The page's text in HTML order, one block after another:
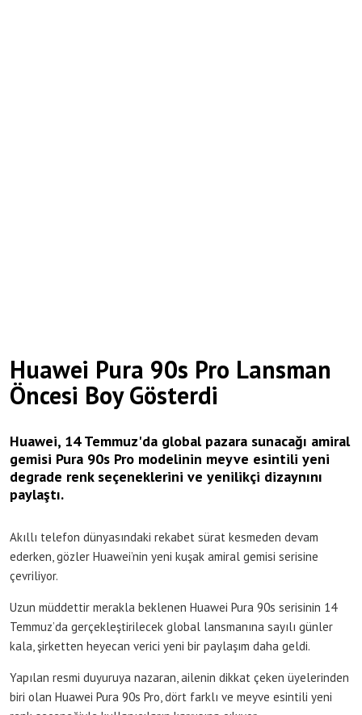
Huawei Pura 90s Pro Lansman
Öncesi Boy Gösterdi
Huawei, 14 Temmuz'da global pazara sunacağı amiral
gemisi Pura 90s Pro modelinin meyve esintili yeni
degrade renk seçeneklerini ve yenilikçi dizaynını
paylaştı.
Akıllı telefon dünyasındaki rekabet sürat kesmeden devam
ederken, gözler Huawei’nin yeni kuşak amiral gemisi serisine
çevriliyor.
Uzun müddettir merakla beklenen Huawei Pura 90s serisinin 14
Temmuz’da gerçekleştirilecek global lansmanına sayılı günler
kala, şirketten heyecan verici yeni bir paylaşım daha geldi.
Yapılan resmi duyuruya nazaran, ailenin dikkat çeken üyelerinden
biri olan Huawei Pura 90s Pro, dört farklı ve meyve esintili yeni